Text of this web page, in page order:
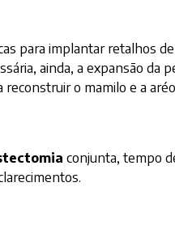
para implantar retalhos
ainda, a expansão da
o mamilo e a
conjunta, tempo